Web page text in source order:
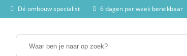
Dé ombouw specialist 6 dagen per week bereikbaar